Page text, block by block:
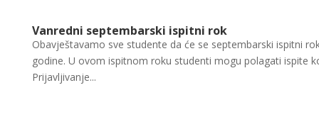
Vanredni septembarski ispitni rok
Obavještavamo sve studente da će se septembarski ispitni
godine. U ovom ispitnom roku studenti mogu polagati ispite
Prijavljivanje...